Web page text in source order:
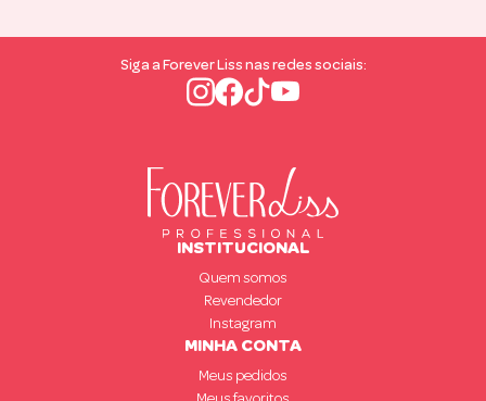
Siga a Forever Liss nas redes sociais:
INSTITUCIONAL
Quem somos
Revendedor
Instagram
MINHA CONTA
Meus pedidos